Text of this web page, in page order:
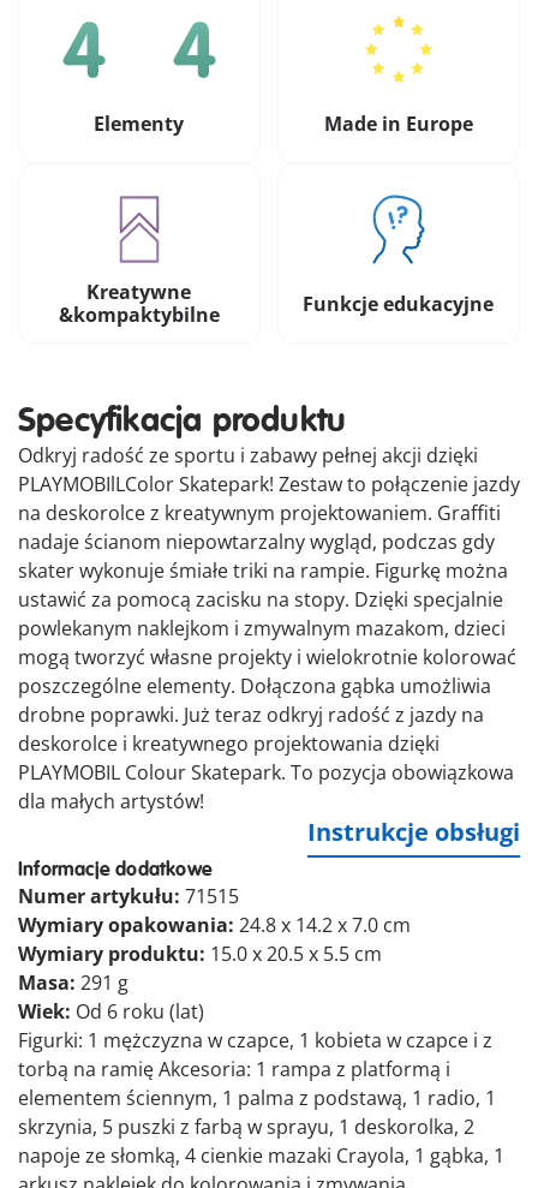
Elementy Made in Europe
Kreatywne
&kompaktybilne
Funkcje edukacyjne
Specyfikacja produktu
Odkryj radość ze sportu i zabawy pełnej akcji dzięki
PLAYMOBIlLColor Skatepark! Zestaw to połączenie jazdy
na deskorolce z kreatywnym projektowaniem. Graffiti
nadaje ścianom niepowtarzalny wygląd, podczas gdy
skater wykonuje śmiałe triki na rampie. Figurkę można
ustawić za pomocą zacisku na stopy. Dzięki specjalnie
powlekanym naklejkom i zmywalnym mazakom, dzieci
mogą tworzyć własne projekty i wielokrotnie kolorować
poszczególne elementy. Dołączona gąbka umożliwia
drobne poprawki. Już teraz odkryj radość z jazdy na
deskorolce i kreatywnego projektowania dzięki
PLAYMOBIL Colour Skatepark. To pozycja obowiązkowa
dla małych artystów!
Instrukcje obsługi
Informacje dodatkowe
Numer artykułu: 71515
Wymiary opakowania: 24.8 x 14.2 x 7.0 cm
Wymiary produktu: 15.0 x 20.5 x 5.5 cm
Masa: 291 g
Wiek: Od 6 roku (lat)
Figurki: 1 mężczyzna w czapce, 1 kobieta w czapce i z
torbą na ramię Akcesoria: 1 rampa z platformą i
elementem ściennym, 1 palma z podstawą, 1 radio, 1
skrzynia, 5 puszki z farbą w sprayu, 1 deskorolka, 2
napoje ze słomką, 4 cienkie mazaki Crayola, 1 gąbka, 1